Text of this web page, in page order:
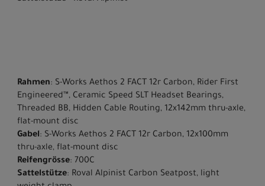
Rahmen: S-Works Aethos 2 FACT 12r Carbon, Rider First
Engineered™, Ceramic Speed SLT Headset Bearings,
Threaded BB, Hidden Cable Routing, 12x142mm thru-axle,
flat-mount disc
Gabel: S-Works Aethos 2 FACT 12r Carbon, 12x100mm
thru-axle, flat-mount disc
Reifengrösse: 700C
Sattelstütze: Roval Alpinist Carbon Seatpost, light